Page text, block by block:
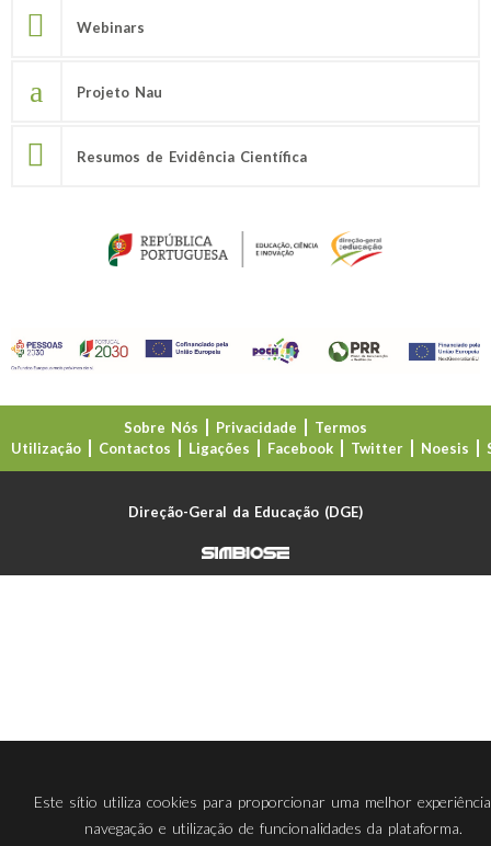
Webinars
Projeto Nau
Resumos de Evidência Científica
Sobre Nós Privacidade
Termos
Utilização
Contactos Ligações Facebook Twitter Noesis
Direção-Geral da Educação (DGE)
Este sítio utiliza cookies para proporcionar uma melhor
navegação e utilização de funcionalidades da plataforma.